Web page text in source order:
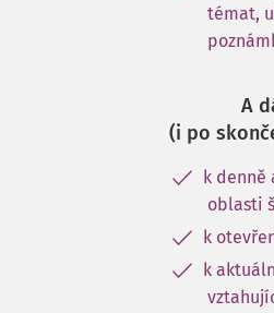
témat,
A
(i po
k denně
oblasti
k
k